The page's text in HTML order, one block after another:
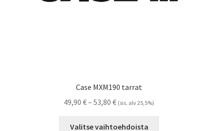
Case MXM190 tarrat
49,90 €– 53,80 €Hintaluokka:
-
(sis. alv 25,5%)
Valitse vaihtoehdoista